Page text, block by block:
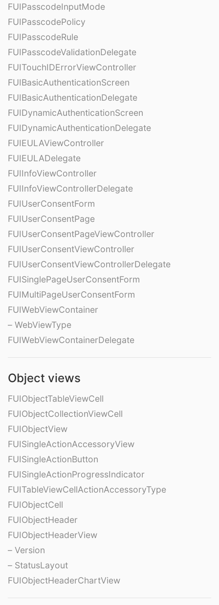
FUIPasscodeInputMode
FUIPasscodePolicy
FUIPasscodeRule
FUIPasscodeValidationDelegate
FUITouchIDErrorViewController
FUIBasicAuthenticationScreen
FUIBasicAuthenticationDelegate
FUIDynamicAuthenticationScreen
FUIDynamicAuthenticationDelegate
FUIEULAViewController
FUIEULADelegate
FUIInfoViewController
FUIInfoViewControllerDelegate
FUIUserConsentForm
FUIUserConsentPage
FUIUserConsentPageViewController
FUIUserConsentViewController
FUIUserConsentViewControllerDelegate
FUISinglePageUserConsentForm
FUIMultiPageUserConsentForm
FUIWebViewContainer
– WebViewType
FUIWebViewContainerDelegate
Object views
FUIObjectTableViewCell
FUIObjectCollectionViewCell
FUIObjectView
FUISingleActionAccessoryView
FUISingleActionButton
FUISingleActionProgressIndicator
FUITableViewCellActionAccessoryType
FUIObjectCell
FUIObjectHeader
FUIObjectHeaderView
– Version
– StatusLayout
FUIObjectHeaderChartView